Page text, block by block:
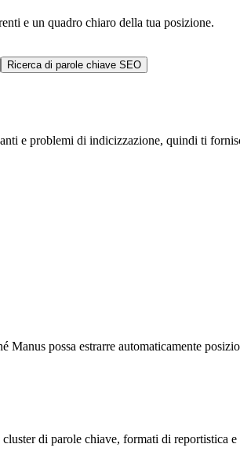
e un quadro chiaro della tua posizione.
Ricerca di parole chiave SEO
e problemi di indicizzazione, quindi ti
possa estrarre automaticamente
di parole chiave, formati di reportistica